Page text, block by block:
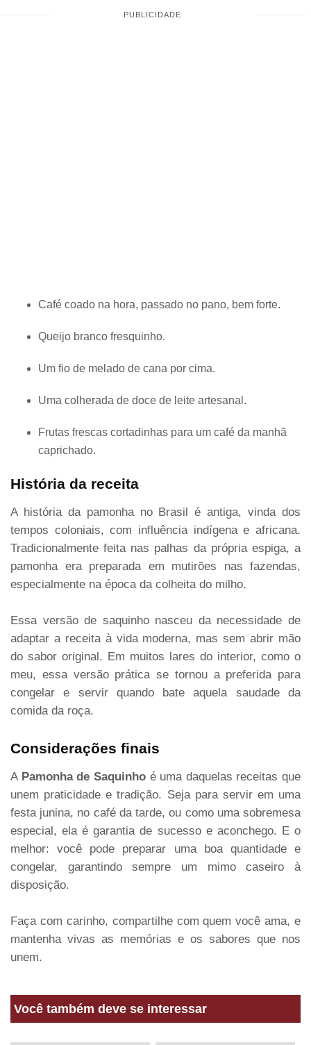
Café coado na hora, passado no pano, bem forte.
Queijo branco fresquinho.
Um fio de melado de cana por cima.
Uma colherada de doce de leite artesanal.
Frutas frescas cortadinhas para um café da manhã
caprichado.
História da receita
A história da pamonha no Brasil é antiga, vinda dos
tempos coloniais, com influência indígena e africana.
Tradicionalmente feita nas palhas da própria espiga, a
pamonha era preparada em mutirões nas fazendas,
especialmente na época da colheita do milho.
Essa versão de saquinho nasceu da necessidade de
adaptar a receita à vida moderna, mas sem abrir mão
do sabor original. Em muitos lares do interior, como o
meu, essa versão prática se tornou a preferida para
congelar e servir quando bate aquela saudade da
comida da roça.
Considerações finais
A Pamonha de Saquinhoé uma daquelas receitas que
unem praticidade e tradição. Seja para servir em uma
festa junina, no café da tarde, ou como uma sobremesa
especial, ela é garantia de sucesso e aconchego. E o
melhor: você pode preparar uma boa quantidade e
congelar, garantindo sempre um mimo caseiro à
disposição.
Faça com carinho, compartilhe com quem você ama, e
mantenha vivas as memórias e os sabores que nos
unem.
Você também deve se interessar